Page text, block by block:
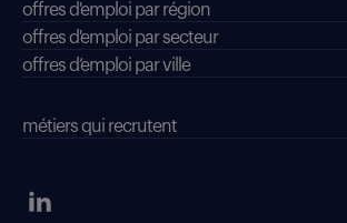
offres d'emploi par région
offres d'emploi par secteur
offres d’emploi par ville
métiers qui recrutent